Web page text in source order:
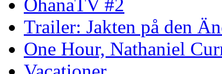
OhanaTV #2
Trailer: Jakten på den
One Hour, Nathaniel